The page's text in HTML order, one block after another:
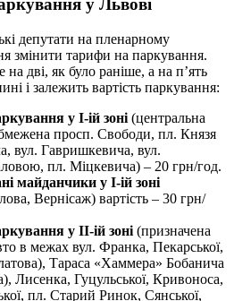
у Львові
депутати на пленарному
змінити тарифи на паркування.
на дві, як було раніше, а на п’ять
і залежить вартість паркування:
у І-ій зоні (центральна
просп. Свободи, пл. Князя
вул. Гавришкевича, вул.
пл. Міцкевича) – 20 грн/год.
майданчики у І-ій зоні
Вернісаж) вартість – 30 грн/
у ІІ-ій зоні (призначена
в межах вул. Франка, Пекарської,
Тараса «Хаммера» Бобанича
Лисенка, Гуцульської, Кривоноса,
пл. Старий Ринок, Сянської,